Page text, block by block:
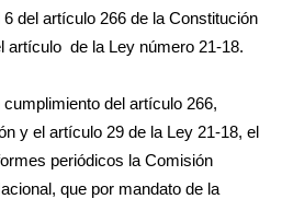
del artículo 266 de la Constitución
de la Ley número 21-18.
del artículo 266,
y el artículo 29 de la Ley 21-18, el
periódicos la Comisión
que por mandato de la